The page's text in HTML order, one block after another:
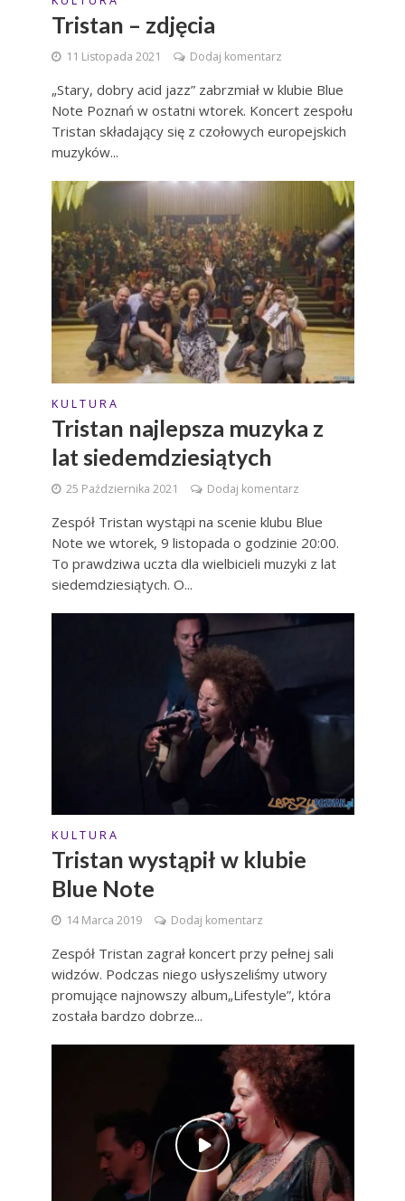
Tristan – zdjęcia
11 Listopada 2021 Dodaj komentarz
„Stary, dobry acid jazz” zabrzmiał w klubie Blue
Note Poznań w ostatni wtorek. Koncert zespołu
Tristan składający się z czołowych europejskich
muzyków...
K U L T U R A
Tristan najlepsza muzyka z
lat siedemdziesiątych
25 Października 2021 Dodaj komentarz
Zespół Tristan wystąpi na scenie klubu Blue
Note we wtorek, 9 listopada o godzinie 20:00.
To prawdziwa uczta dla wielbicieli muzyki z lat
siedemdziesiątych. O...
K U L T U R A
Tristan wystąpił w klubie
Blue Note
14 Marca 2019 Dodaj komentarz
Zespół Tristan zagrał koncert przy pełnej sali
widzów. Podczas niego usłyszeliśmy utwory
promujące najnowszy album„Lifestyle”, która
została bardzo dobrze...